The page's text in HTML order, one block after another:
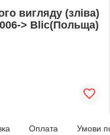
вигляду (зліва)
> Blic(Польща)
Оплата Умови